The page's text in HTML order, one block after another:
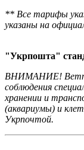
** Все тарифы
указаны на
"Укрпошта"
ВНИМАНИЕ!
соблюдения
хранении и
(аквариумы) и
Укрпочтой.